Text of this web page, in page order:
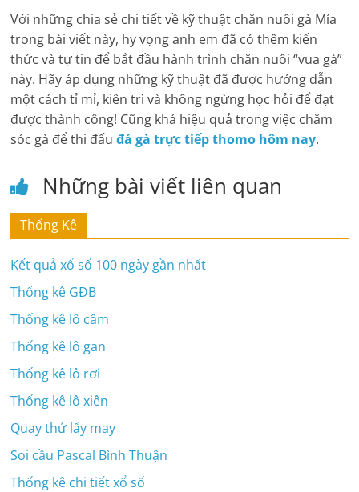
Với những chia sẻ chi tiết về kỹ thuật chăn nuôi gà Mía
trong bài viết này, hy vọng anh em đã có thêm kiến
thức và tự tin để bắt đầu hành trình chăn nuôi “vua gà”
này. Hãy áp dụng những kỹ thuật đã được hướng dẫn
một cách tỉ mỉ, kiên trì và không ngừng học hỏi để đạt
được thành công! Cũng khá hiệu quả trong việc chăm
sóc gà để thi đấuđá gà trực tiếp thomo hôm nay.
Những bài viết liên quan
Thống Kê
Kết quả xổ số 100 ngày gần nhất
Thống kê GĐB
Thống kê lô câm
Thống kê lô gan
Thống kê lô rơi
Thống kê lô xiên
Quay thử lấy may
Soi cầu Pascal Bình Thuận
Thống kê chi tiết xổ số